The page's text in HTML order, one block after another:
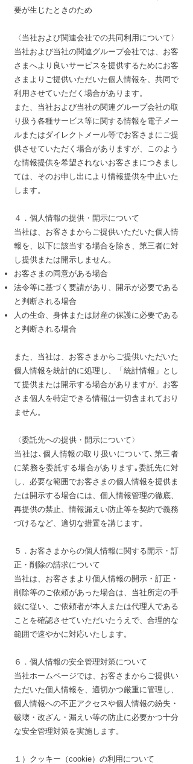
要が生じたときのため
〈当社および関連会社での共同利用について〉
当社および当社の関連グループ会社では、お客
さまへより良いサービスを提供するためにお客
さまよりご提供いただいた個人情報を、共同で
利用させていただく場合があります。
また、当社および当社の関連グループ会社の取
り扱う各種サービス等に関する情報を電子メー
ルまたはダイレクトメール等でお客さまにご提
供させていただく場合がありますが、このよう
な情報提供を希望されないお客さまにつきまし
ては、そのお申し出により情報提供を中止いた
します。
４．個人情報の提供・開示について
当社は、お客さまからご提供いただいた個人情
報を、以下に該当する場合を除き、第三者に対
し提供または開示しません。
お客さまの同意がある場合
法令等に基づく要請があり、開示が必要である
と判断される場合
人の生命、身体または財産の保護に必要である
と判断される場合
また、当社は、お客さまからご提供いただいた
個人情報を統計的に処理し、「統計情報」とし
て提供または開示する場合がありますが、お客
さま個人を特定できる情報は一切含まれており
ません。
〈委託先への提供・開示について〉
当社は､個人情報の取り扱いについて､第三者
に業務を委託する場合があります｡委託先に対
し、必要な範囲でお客さまの個人情報を提供ま
たは開示する場合には、個人情報管理の徹底、
再提供の禁止、情報漏えい防止等を契約で義務
づけるなど、適切な措置を講じます。
５．お客さまからの個人情報に関する開示・訂
正・削除の請求について
当社は、お客さまより個人情報の開示・訂正・
削除等のご依頼があった場合は、当社所定の手
続に従い、ご依頼者が本人または代理人である
ことを確認させていただいたうえで、合理的な
範囲で速やかに対応いたします。
６．個人情報の安全管理対策について
当社ホームページでは、お客さまからご提供い
ただいた個人情報を、適切かつ厳重に管理し、
個人情報への不正アクセスや個人情報の紛失・
破壊・改ざん・漏えい等の防止に必要かつ十分
な安全管理対策を実施します。
１）クッキー（cookie）の利用について